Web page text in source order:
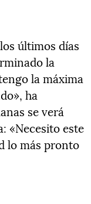
últimos días
la
la máxima
ha
se verá
«Necesito este
lo más pronto